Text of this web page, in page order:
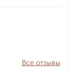
Все отзывы